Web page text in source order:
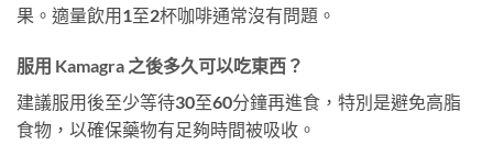
果。適量飲用1至2杯咖啡通常沒有問題。
服用 Kamagra 之後多久可以吃東西？
建議服用後至少等待30至60分鐘再進食，特別是避免高脂
食物，以確保藥物有足夠時間被吸收。